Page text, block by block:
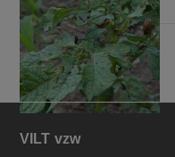
VILT vzw